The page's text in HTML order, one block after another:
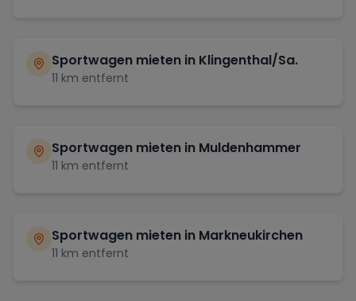
Sportwagen mieten in Klingenthal/Sa.
11 km entfernt
Sportwagen mieten in Muldenhammer
11 km entfernt
Sportwagen mieten in Markneukirchen
11 km entfernt